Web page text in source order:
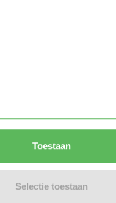
Toestaan
Selectie toestaan